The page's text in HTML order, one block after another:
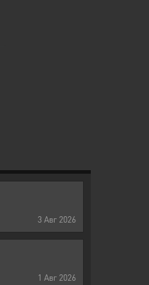
3 Авг 2026
1 Авг 2026